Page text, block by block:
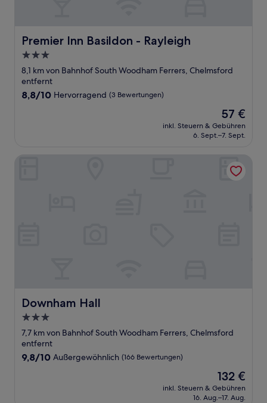
Premier Inn Basildon - Rayleigh
Premier Inn Basildon - Rayleigh
3.0-
Sterne-
Unterkunft
8,1 km von Bahnhof South Woodham Ferrers, Chelmsford
entfernt
8.8
8,8/10 Hervorragend (3 Bewertungen)
Der
Preis
beträgt
57 €
inkl. Steuern & Gebühren
6. Sept.–7. Sept.
Downham Hall
Downham Hall
3.0-
Sterne-
Unterkunft
7,7 km von Bahnhof South Woodham Ferrers, Chelmsford
entfernt
9.8
9,8/10 Außergewöhnlich (166 Bewertungen)
Der
Preis
beträgt
132 €
inkl. Steuern & Gebühren
16. Aug.–17. Aug.